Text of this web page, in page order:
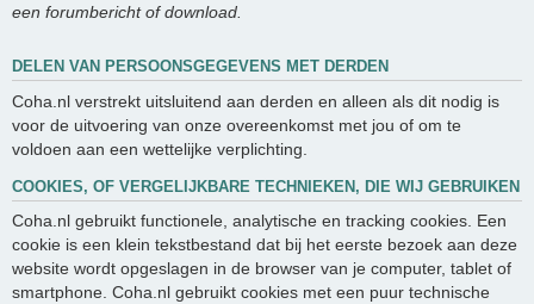
een forumbericht of download.
DELEN VAN PERSOONSGEGEVENS MET DERDEN
Coha.nl verstrekt uitsluitend aan derden en alleen als dit nodig is
voor de uitvoering van onze overeenkomst met jou of om te
voldoen aan een wettelijke verplichting.
COOKIES, OF VERGELIJKBARE TECHNIEKEN, DIE WIJ GEBRUIKEN
Coha.nl gebruikt functionele, analytische en tracking cookies. Een
cookie is een klein tekstbestand dat bij het eerste bezoek aan deze
website wordt opgeslagen in de browser van je computer, tablet of
smartphone. Coha.nl gebruikt cookies met een puur technische